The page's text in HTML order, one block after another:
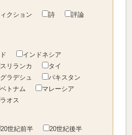
クション 詩
評論
インドネシア
スリランカ
タイ
ラデシュ
パキスタン
ベトナム
マレーシア
ラオス
20世紀前半
20世紀後半